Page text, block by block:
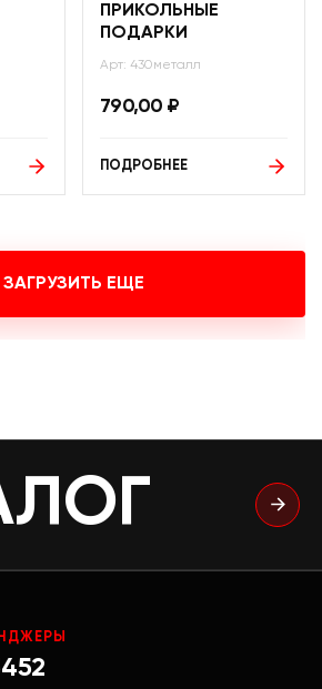
ПРИКОЛЬНЫЕ
ПОДАРКИ
Арт: 430металл
790,00 ₽
ПОДРОБНЕЕ
ЗАГРУЗИТЬ ЕЩЕ